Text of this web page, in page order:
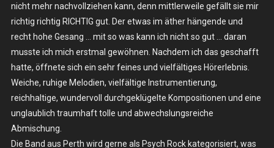
Lonerism
–
LP
nicht mehr nachvollziehen kann, denn mittlerweile gefällt sie mir
richtig richtig RICHTIG gut. Der etwas im äther hängende und
recht hohe Gesang … mit so was kann ich nicht so gut … daran
musste ich mich erstmal gewöhnen. Nachdem ich das geschafft
hatte, öffnete sich ein sehr feines und vielfältiges Hörerlebnis.
Weiche, ruhige Melodien, vielfältige Instrumentierung,
reichhaltige, wundervoll durchgeklügelte Kompositionen und eine
unglaublich traumhaft tolle und abwechslungsreiche
Abmischung.
Die Band aus Perth wird gerne als Psych Rock kategorisiert, was